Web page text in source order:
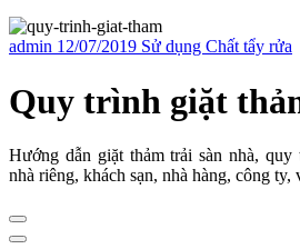
admin 12/07/2019 Sử dụng Chất tẩy rửa
Quy trình giặt
Hướng dẫn giặt thảm trải sàn nhà,
nhà riêng, khách sạn, nhà hàng, công